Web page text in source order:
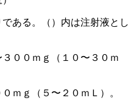
ある。（）内は注射液とし
００ｍｇ（１０〜３０ｍ
ｍｇ（５〜２０ｍＬ）。